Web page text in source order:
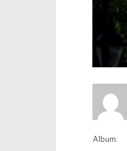
Album: